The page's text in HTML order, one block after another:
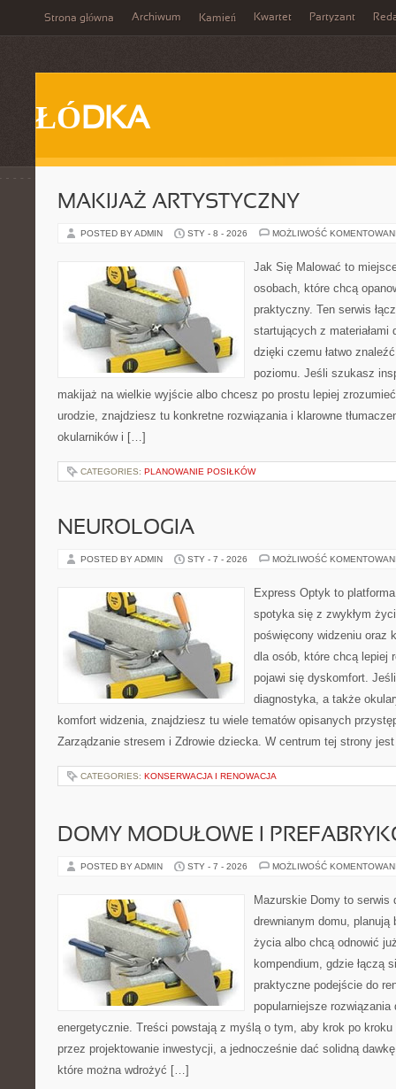
Strona główna Archiwum Kamień Kwartet Partyzant
ŁÓDKA
MAKIJAŻ ARTYSTYCZNY
POSTED BY ADMIN STY - 8 - 2026 MOŻLIWOŚĆ
Jak Się Malować to
osobach, które chcą
praktyczny. Ten serwis
startujących z materiałami
dzięki czemu łatwo
poziomu. Jeśli szukasz
makijaż na wielkie wyjście albo chcesz po prostu lepiej
urodzie, znajdziesz tu konkretne rozwiązania i klarowne
okularników i […]
CATEGORIES: PLANOWANIE POSIŁKÓW
NEUROLOGIA
POSTED BY ADMIN STY - 7 - 2026 MOŻLIWOŚĆ
Express Optyk to
spotyka się z zwykłym
poświęcony widzeniu oraz
dla osób, które chcą lepiej
pojawi się dyskomfort.
diagnostyka, a także
komfort widzenia, znajdziesz tu wiele tematów opisanych
Zarządzanie stresem i Zdrowie dziecka. W centrum tej strony
CATEGORIES: KONSERWACJA I RENOWACJA
DOMY MODUŁOWE I
POSTED BY ADMIN STY - 7 - 2026 MOŻLIWOŚĆ
Mazurskie Domy to serwis
drewnianym domu, planują
życia albo chcą odnowić
kompendium, gdzie łączą
praktyczne podejście do
popularniejsze
energetycznie. Treści powstają z myślą o tym, aby krok po
przez projektowanie inwestycji, a jednocześnie dać solidną
które można wdrożyć […]